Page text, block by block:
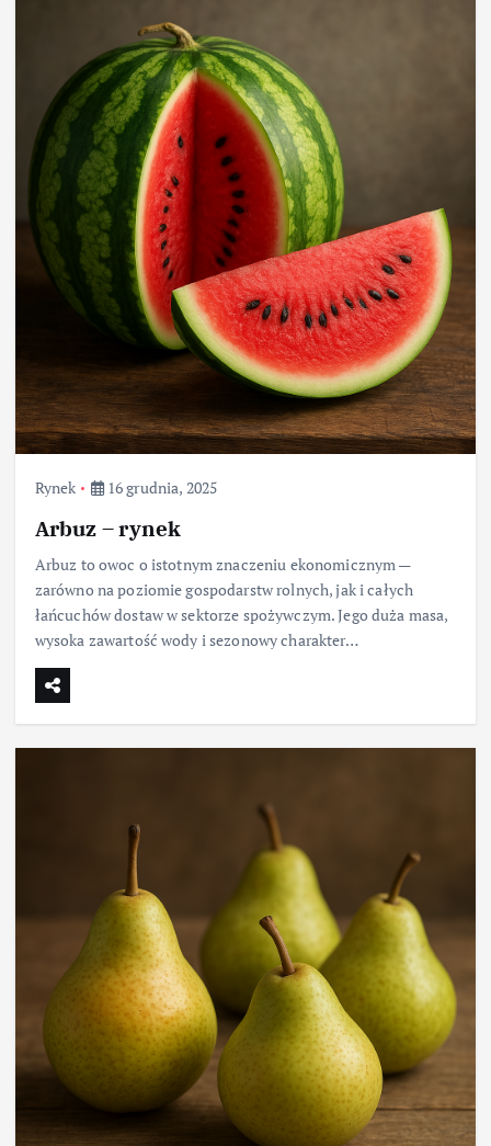
Rynek 16 grudnia, 2025
Arbuz – rynek
Arbuz to owoc o istotnym znaczeniu ekonomicznym —
zarówno na poziomie gospodarstw rolnych, jak i całych
łańcuchów dostaw w sektorze spożywczym. Jego duża masa,
wysoka zawartość wody i sezonowy charakter…